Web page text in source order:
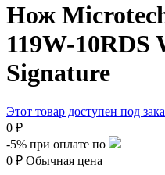
Нож
119W-10RDS
Signature
Этот товар доступен под
0 ₽
-5% при оплате по
0 ₽ Обычная цена